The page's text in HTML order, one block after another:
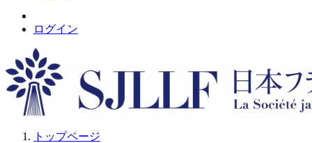
ログイン
トップページ